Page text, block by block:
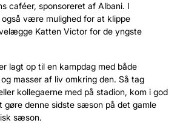
caféer, sponsoreret af Albani. I
være mulighed for at klippe
Katten Victor for de yngste
lagt op til en kampdag med både
masser af liv omkring den. Så tag
kollegaerne med på stadion, kom i god
gøre denne sidste sæson på det gamle
sæson.